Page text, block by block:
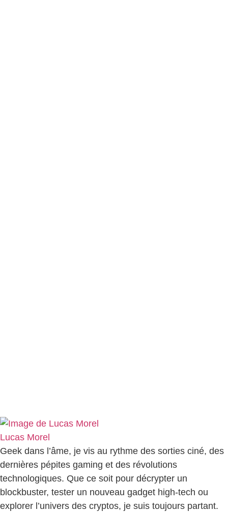
Lucas Morel
Geek dans l’âme, je vis au rythme des sorties ciné, des
dernières pépites gaming et des révolutions
technologiques. Que ce soit pour décrypter un
blockbuster, tester un nouveau gadget high-tech ou
explorer l’univers des cryptos, je suis toujours partant.